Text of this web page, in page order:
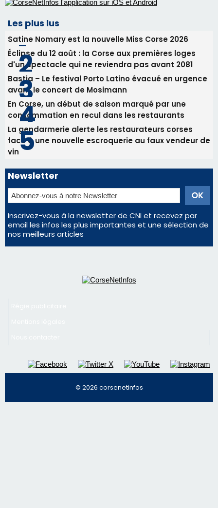
Les plus lus
Satine Nomary est la nouvelle Miss Corse 2026
Éclipse du 12 août : la Corse aux premières loges
d'un spectacle qui ne reviendra pas avant 2081
Bastia – Le festival Porto Latino évacué en urgence
avant le concert de Mosimann
En Corse, un début de saison marqué par une
consommation en recul dans les restaurants
La gendarmerie alerte les restaurateurs corses
face à une nouvelle escroquerie au faux vendeur de
vin
Newsletter
Inscrivez-vous à la newsletter de CNI et recevez par
email les infos les plus importantes et une sélection de
nos meilleurs articles
© 2026 corsenetinfos